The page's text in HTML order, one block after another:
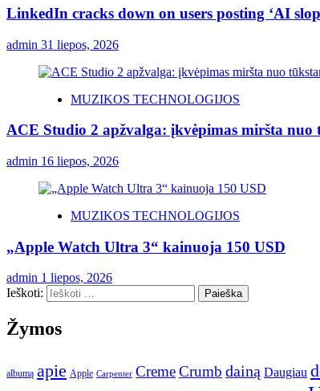
LinkedIn cracks down on users posting ‘AI
admin 31 liepos, 2026
MUZIKOS TECHNOLOGIJOS
ACE Studio 2 apžvalga: įkvėpimas miršta
admin 16 liepos, 2026
MUZIKOS TECHNOLOGIJOS
„Apple Watch Ultra 3“ kainuoja 150 USD
admin 1 liepos, 2026
Ieškoti:
Žymos
albumą apie Apple Carpenter CremeCrumb dainą Daugiau